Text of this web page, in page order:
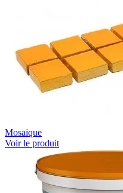
Mosaïque
Voir le produit